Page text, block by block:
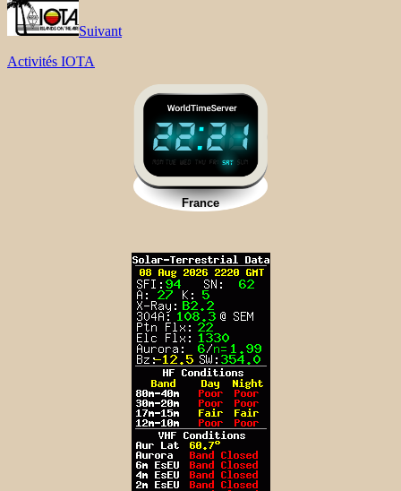
Suivant
Activités IOTA